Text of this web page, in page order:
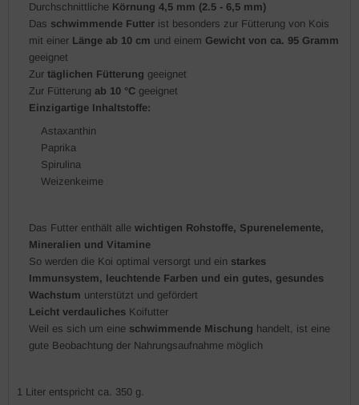
Durchschnittliche Körnung 4,5 mm (2.5 - 6,5 mm)
Das schwimmende Futter ist besonders zur Fütterung von Kois
mit einer Länge ab 10 cm und einem Gewicht von ca. 95 Gramm
geeignet
Zur täglichen Fütterung geeignet
Zur Fütterung ab 10 °C geeignet
Einzigartige Inhaltstoffe:
Astaxanthin
Paprika
Spirulina
Weizenkeime
Das Futter enthält alle wichtigen Rohstoffe, Spurenelemente,
Mineralien und Vitamine
So werden die Koi optimal versorgt und ein starkes
Immunsystem, leuchtende Farben und ein gutes, gesundes
Wachstum unterstützt und gefördert
Leicht verdauliches Koifutter
Weil es sich um eine schwimmende Mischung handelt, ist eine
gute Beobachtung der Nahrungsaufnahme möglich
1 Liter entspricht ca. 350 g.